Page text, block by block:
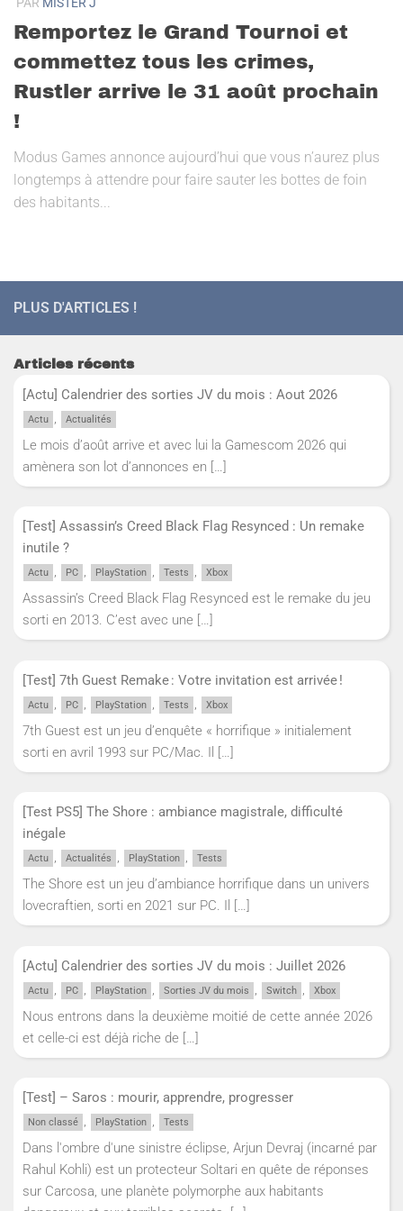
PAR MISTER J
Remportez le Grand Tournoi et
commettez tous les crimes,
Rustler arrive le 31 août prochain
!
Modus Games annonce aujourd’hui que vous n’aurez plus
longtemps à attendre pour faire sauter les bottes de foin
des habitants...
PLUS D'ARTICLES !
Articles récents
[Actu] Calendrier des sorties JV du mois : Aout 2026
Actu , Actualités
Le mois d’août arrive et avec lui la Gamescom 2026 qui
amènera son lot d’annonces en […]
[Test] Assassin’s Creed Black Flag Resynced : Un remake
inutile ?
Actu , PC , PlayStation , Tests , Xbox
Assassin’s Creed Black Flag Resynced est le remake du jeu
sorti en 2013. C’est avec une […]
[Test] 7th Guest Remake : Votre invitation est arrivée !
Actu , PC , PlayStation , Tests , Xbox
7th Guest est un jeu d’enquête « horrifique » initialement
sorti en avril 1993 sur PC/Mac. Il […]
[Test PS5] The Shore : ambiance magistrale, difficulté
inégale
Actu , Actualités , PlayStation , Tests
The Shore est un jeu d’ambiance horrifique dans un univers
lovecraftien, sorti en 2021 sur PC. Il […]
[Actu] Calendrier des sorties JV du mois : Juillet 2026
Actu , PC , PlayStation , Sorties JV du mois , Switch , Xbox
Nous entrons dans la deuxième moitié de cette année 2026
et celle-ci est déjà riche de […]
[Test] – Saros : mourir, apprendre, progresser
Non classé , PlayStation , Tests
Dans l'ombre d'une sinistre éclipse, Arjun Devraj (incarné par
Rahul Kohli) est un protecteur Soltari en quête de réponses
sur Carcosa, une planète polymorphe aux habitants